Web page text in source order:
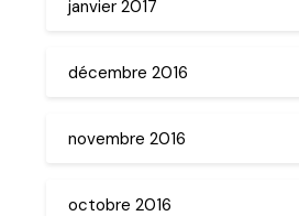
janvier 2017
décembre 2016
novembre 2016
octobre 2016